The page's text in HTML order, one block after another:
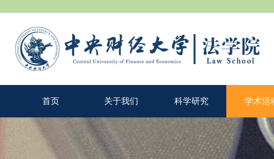
首页 关于我们 科学研究 学术活